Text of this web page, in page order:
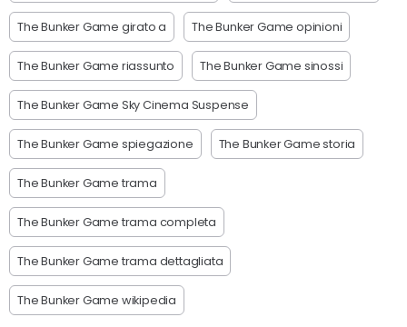
The Bunker Game girato a The Bunker Game opinioni
The Bunker Game riassunto The Bunker Game sinossi
The Bunker Game Sky Cinema Suspense
The Bunker Game spiegazione The Bunker Game storia
The Bunker Game trama
The Bunker Game trama completa
The Bunker Game trama dettagliata
The Bunker Game wikipedia